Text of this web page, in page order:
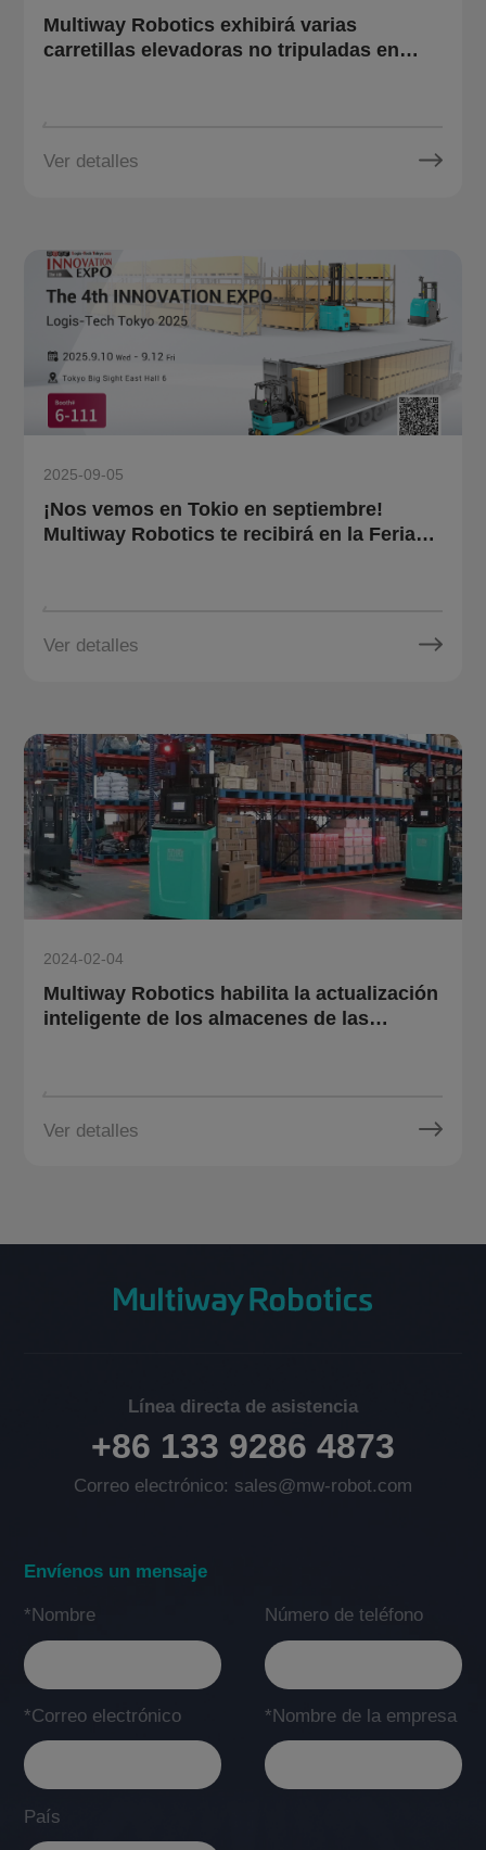
Multiway Robotics exhibirá varias
carretillas elevadoras no tripuladas en
Ver detalles
2025-09-05
¡Nos vemos en Tokio en septiembre!
Multiway Robotics te recibirá en la Feria
Ver detalles
2024-02-04
Multiway Robotics habilita la actualización
inteligente de los almacenes de las
Ver detalles
Línea directa de asistencia
+86 133 9286 4873
Correo electrónico: sales@mw-robot.com
Envíenos un mensaje
*Nombre Número de teléfono
*Correo electrónico *Nombre de la empresa
País